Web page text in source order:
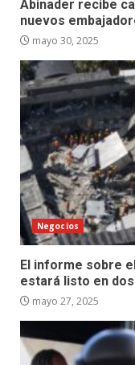
Abinader recibe
nuevos
mayo 30, 2025
Negocios
El informe sobre
estará listo en
mayo 27, 2025